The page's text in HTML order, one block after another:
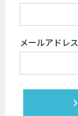
メールアドレス